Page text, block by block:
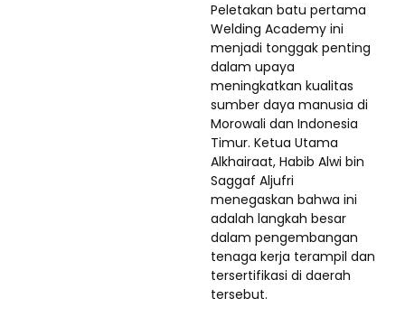
Peletakan batu pertama
Welding Academy ini
menjadi tonggak penting
dalam upaya
meningkatkan kualitas
sumber daya manusia di
Morowali dan Indonesia
Timur. Ketua Utama
Alkhairaat, Habib Alwi bin
Saggaf Aljufri
menegaskan bahwa ini
adalah langkah besar
dalam pengembangan
tenaga kerja terampil dan
tersertifikasi di daerah
tersebut.